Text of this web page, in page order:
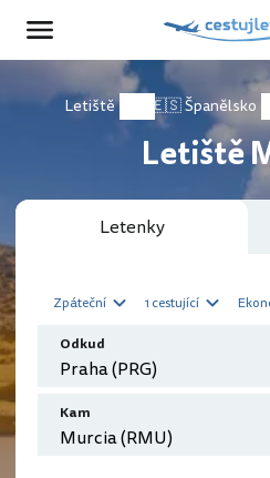
Letiště 🇪🇸 Španělsko
Letiště
Letenky
Zpáteční 1 cestující
Odkud
Kam